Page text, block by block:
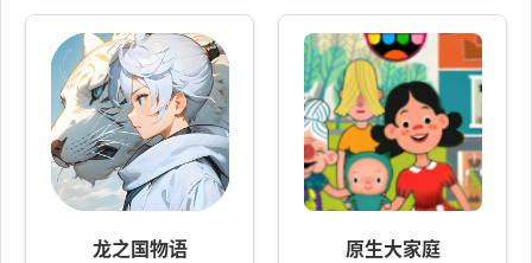
龙之国物语 原生大家庭